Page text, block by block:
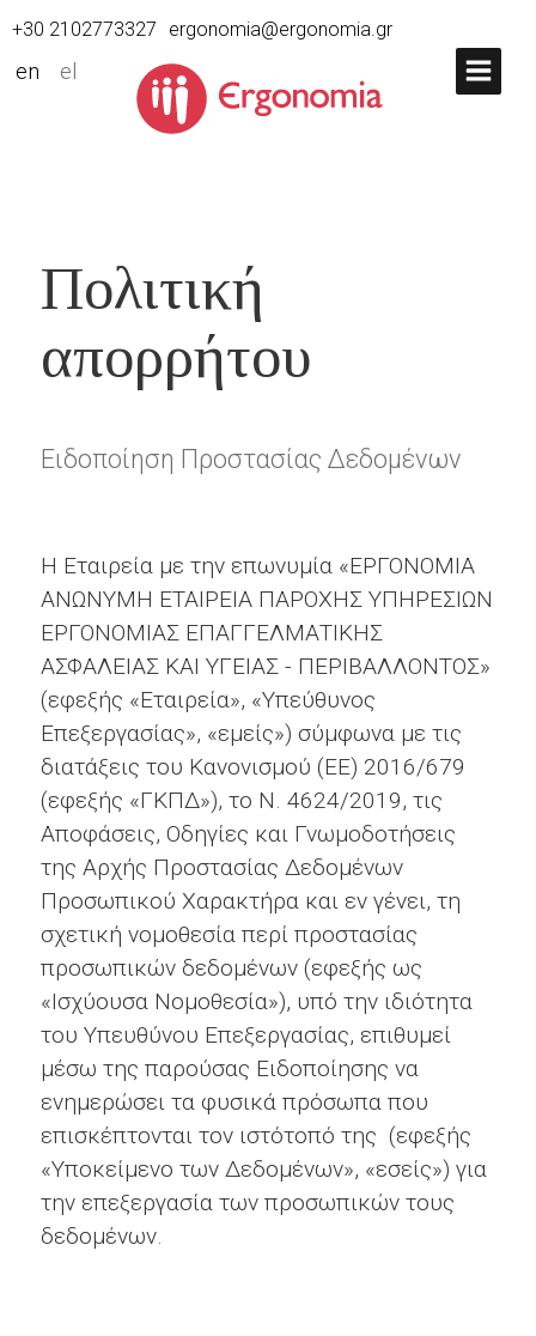
+30 2102773327 ergonomia@ergonomia.gr
en el
Πολιτική
απορρήτου
Ειδοποίηση Προστασίας Δεδομένων
H Εταιρεία με την επωνυμία «ΕΡΓΟΝΟΜΙΑ
ΑΝΩΝΥΜΗ ΕΤΑΙΡΕΙΑ ΠΑΡΟΧΗΣ ΥΠΗΡΕΣΙΩΝ
ΕΡΓΟΝΟΜΙΑΣ ΕΠΑΓΓΕΛΜΑΤΙΚΗΣ
ΑΣΦΑΛΕΙΑΣ ΚΑΙ ΥΓΕΙΑΣ - ΠΕΡΙΒΑΛΛΟΝΤΟΣ»
(εφεξής «Εταιρεία», «Υπεύθυνος
Επεξεργασίας», «εμείς») σύμφωνα με τις
διατάξεις του Κανονισμού (EE) 2016/679
(εφεξής «ΓΚΠΔ»), το Ν. 4624/2019, τις
Αποφάσεις, Οδηγίες και Γνωμοδοτήσεις
της Αρχής Προστασίας Δεδομένων
Προσωπικού Χαρακτήρα και εν γένει, τη
σχετική νομοθεσία περί προστασίας
προσωπικών δεδομένων (εφεξής ως
«Ισχύουσα Νομοθεσία»), υπό την ιδιότητα
του Υπευθύνου Επεξεργασίας, επιθυμεί
μέσω της παρούσας Ειδοποίησης να
ενημερώσει τα φυσικά πρόσωπα που
επισκέπτονται τον ιστότοπό της (εφεξής
«Υποκείμενο των Δεδομένων», «εσείς») για
την επεξεργασία των προσωπικών τους
δεδομένων.